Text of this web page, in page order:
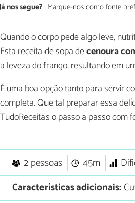
nos segue? Marque-nos como fonte
Quando o corpo pede algo leve,
Esta receita de sopa decenoura
a leveza do frango, resultando em
É uma boa opção tanto para servir
completa. Que tal preparar essa
TudoReceitas o passo a passo com
2 pessoas 45m
Características adicionais: